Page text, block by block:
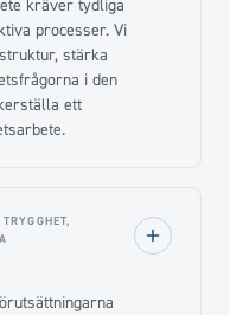
kräver tydliga
processer. Vi
stärka
i den
ett